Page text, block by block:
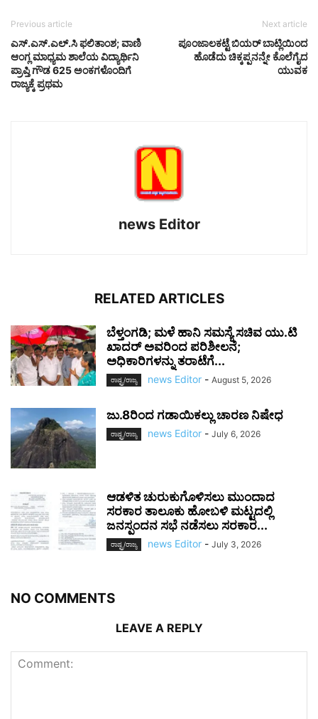
Previous article
ಎಸ್.ಎಸ್.ಎಲ್.ಸಿ ಫಲಿತಾಂಶ; ವಾಣಿ
ಆಂಗ್ಲ ಮಾಧ್ಯಮ ಶಾಲೆಯ ವಿದ್ಯಾರ್ಥಿನಿ
ಪ್ರಾಪ್ತಿ ಗೌಡ 625 ಅಂಕಗಳೊಂದಿಗೆ
ರಾಜ್ಯಕ್ಕೆ ಪ್ರಥಮ
Next article
ಪೂಂಜಾಲಕಟ್ಟೆ ಬಿಯರ್ ಬಾಟ್ಲಿಯಿಂದ
ಹೊಡೆದು ಚಿಕ್ಕಪ್ಪನನ್ನೇ ಕೊಲೆಗೈದ
ಯುವಕ
news Editor
RELATED ARTICLES
ಬೆಳ್ತಂಗಡಿ; ಮಳೆ ಹಾನಿ ಸಮಸ್ಯೆ ಸಚಿವ ಯು.ಟಿ
ಖಾದರ್‌ ಅವರಿಂದ ಪರಿಶೀಲನೆ;
ಅಧಿಕಾರಿಗಳನ್ನು ತರಾಟೆಗೆ...
ರಾಷ್ಟ್ರ/ರಾಜ್ಯ news Editor - August 5, 2026
ಜು.8ರಿಂದ ಗಡಾಯಿಕಲ್ಲು ಚಾರಣ ನಿಷೇಧ
ರಾಷ್ಟ್ರ/ರಾಜ್ಯ news Editor - July 6, 2026
ಆಡಳಿತ ಚುರುಕುಗೊಳಿಸಲು ಮುಂದಾದ
ಸರಕಾರ ತಾಲೂಕು ಹೋಬಳಿ ಮಟ್ಟದಲ್ಲಿ
ಜನಸ್ಪಂದನ ಸಭೆ ನಡೆಸಲು ಸರಕಾರ...
ರಾಷ್ಟ್ರ/ರಾಜ್ಯ news Editor - July 3, 2026
NO COMMENTS
LEAVE A REPLY